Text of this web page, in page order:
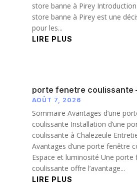
store banne à Pirey Introduction
store banne à Pirey est une
pour les...
LIRE PLUS
porte fenetre coulissante
AOÛT 7, 2026
Sommaire Avantages d’une
coulissante Installation d’une
coulissante à Chalezeule
Avantages d’une porte fenêtre
Espace et luminosité Une porte
coulissante offre l’avantage...
LIRE PLUS